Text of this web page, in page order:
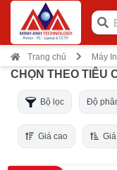
Trang chủ Máy In
CHỌN THEO TIÊU
Bộ lọc Độ
Giá cao